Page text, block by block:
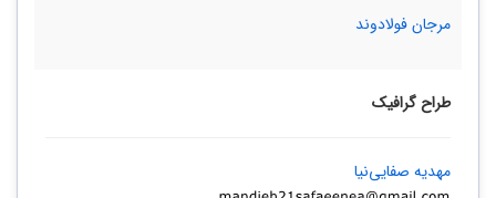
مرجان فولادوند
طراح گرافیک
مهدیه صفایی‌نیا